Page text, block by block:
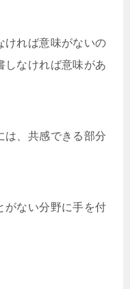
ければ意味がないの
しなければ意味があ
は、共感できる部分
がない分野に手を付